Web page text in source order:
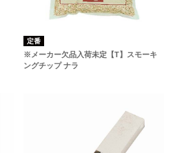
定番
※メーカー欠品入荷未定【T】スモーキ
ングチップ ナラ